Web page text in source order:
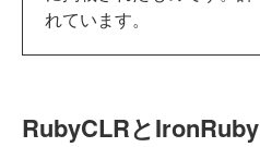
れています。
RubyCLRとIronRuby